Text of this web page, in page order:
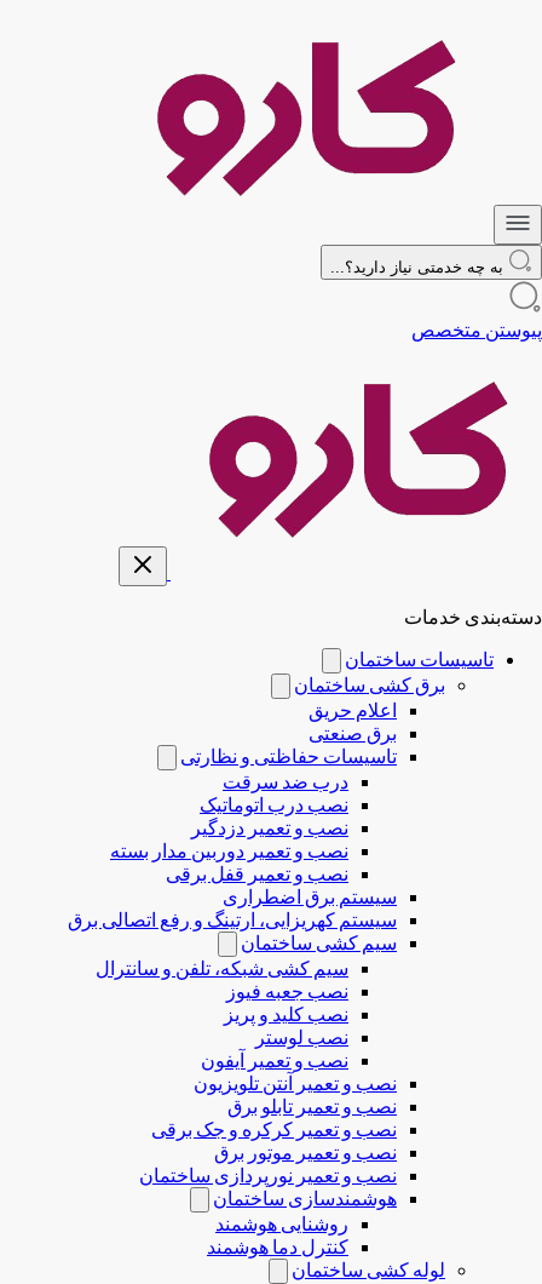
به چه خدمتی نیاز دارید؟...
پیوستن متخصص
دسته‌بندی خدمات
تاسیسات ساختمان
برق کشی ساختمان
اعلام حریق
برق صنعتی
تاسیسات حفاظتی و نظارتی
درب ضد سرقت
نصب درب‌ اتوماتیک
نصب و تعمیر دزدگیر
نصب و تعمیر دوربین مدار بسته
نصب و تعمیر قفل برقی
سیستم برق اضطراری
سیستم کهریزایی، ارتینگ و رفع اتصالی برق
سیم کشی ساختمان
سیم کشی شبکه، تلفن و سانترال
نصب جعبه فیوز
نصب کلید و پریز
نصب لوستر
نصب و تعمیر آیفون
نصب و تعمیر آنتن تلویزیون
نصب و تعمیر تابلو برق
نصب و تعمیر کرکره و جک برقی
نصب و تعمیر موتور برق
نصب و تعمیر نورپردازی ساختمان
هوشمندسازی ساختمان
روشنایی هوشمند
کنترل دما هوشمند
لوله کشی ساختمان